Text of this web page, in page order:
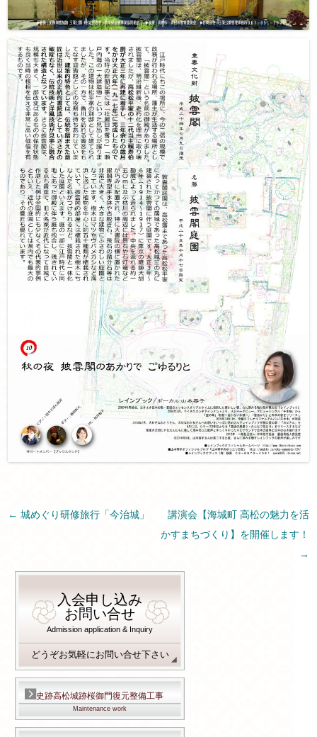
投稿ナビゲーション
← 城めぐり研修旅行「今治城」
講演会【海城町 高松の魅力を活
かすまちづくり】を開催します！
→
入会申し込み
お問い合せ
Admission application & Inquiry
どうぞお気軽にお問い合せ下さい
史跡高松城跡桜御門復元整備工事
Maintenance work